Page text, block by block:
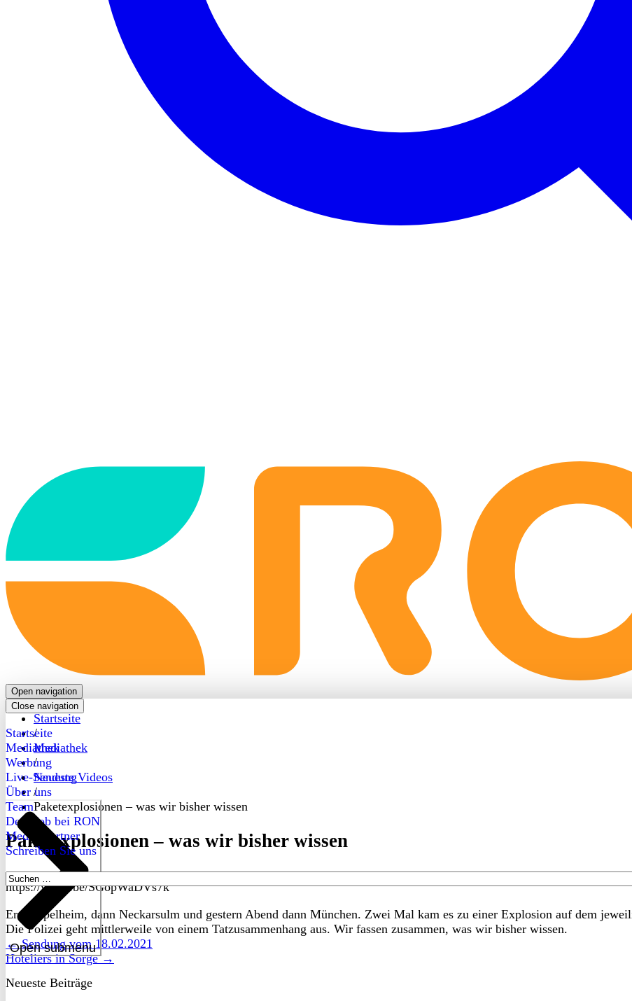
frontpage
Open navigation
Close navigation
Startseite
Mediathek
Werbung
Live-Sendung
Über uns
Open submenu
Team
Dein Job bei RON
Medienpartner
Schreiben Sie uns
Suchen
nach:
Startseite
/
Mediathek
/
Neueste Videos
/
Paketexplosionen – was wir bisher wissen
Paketexplosionen – was wir bisher wissen
https://youtu.be/SGopWaDVs7k
Erst Eppelheim, dann Neckarsulm und gestern Abend dann München. Zwei Mal kam es zu einer Explosion auf dem
Die Polizei geht mittlerweile von einem Tatzusammenhang aus. Wir fassen zusammen, was wir bisher wissen.
← Sendung vom 18.02.2021
Hoteliers in Sorge →
Neueste Beiträge